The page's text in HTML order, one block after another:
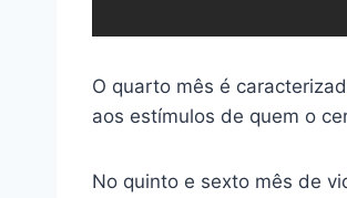
O quarto mês é
aos estímulos de quem o
No quinto e sexto mês de